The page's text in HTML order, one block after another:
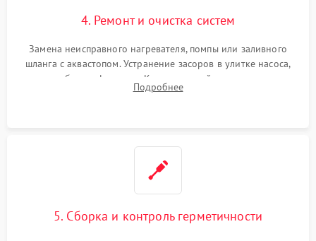
4. Ремонт и очистка систем
Замена неисправного нагревателя, помпы или заливного
шланга с аквастопом. Устранение засоров в улитке насоса,
патрубках и фильтрах. Компонентный ремонт платы
управления, восстановление поврежденной проводки.
Подробнее
5. Сборка и контроль герметичности